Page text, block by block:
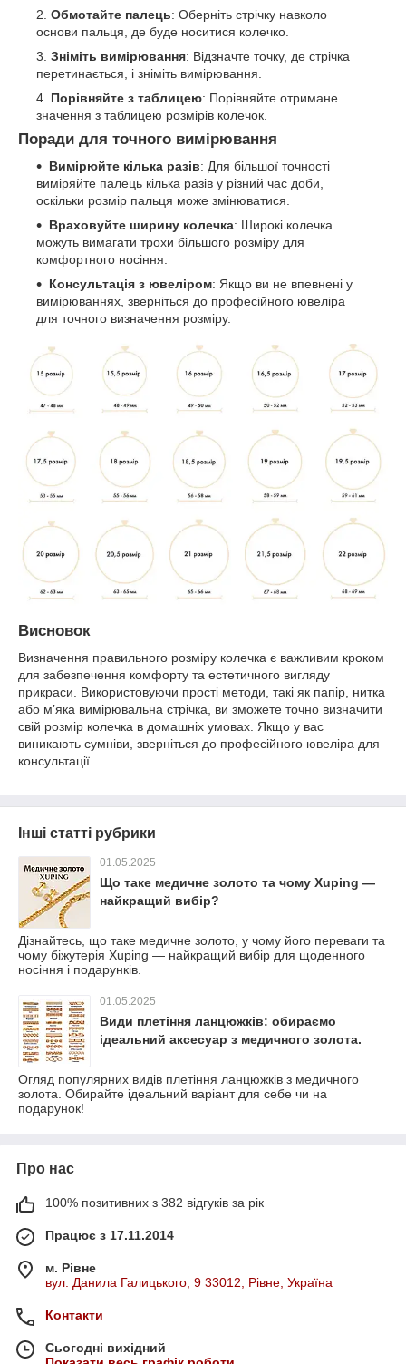
Обмотайте палець: Оберніть стрічку навколо
основи пальця, де буде носитися колечко.
Зніміть вимірювання: Відзначте точку, де стрічка
перетинається, і зніміть вимірювання.
Порівняйте з таблицею: Порівняйте отримане
значення з таблицею розмірів колечок.
Поради для точного вимірювання
Вимірюйте кілька разів: Для більшої точності
виміряйте палець кілька разів у різний час доби,
оскільки розмір пальця може змінюватися.
Враховуйте ширину колечка: Широкі колечка
можуть вимагати трохи більшого розміру для
комфортного носіння.
Консультація з ювеліром: Якщо ви не впевнені у
вимірюваннях, зверніться до професійного ювеліра
для точного визначення розміру.
Висновок
Визначення правильного розміру колечка є важливим кроком
для забезпечення комфорту та естетичного вигляду
прикраси. Використовуючи прості методи, такі як папір, нитка
або м’яка вимірювальна стрічка, ви зможете точно визначити
свій розмір колечка в домашніх умовах. Якщо у вас
виникають сумніви, зверніться до професійного ювеліра для
консультації.
Інші статті рубрики
01.05.2025
Що таке медичне золото та чому Xuping —
найкращий вибір?
Дізнайтесь, що таке медичне золото, у чому його переваги та
чому біжутерія Xuping — найкращий вибір для щоденного
носіння і подарунків.
01.05.2025
Види плетіння ланцюжків: обираємо
ідеальний аксесуар з медичного золота.
Огляд популярних видів плетіння ланцюжків з медичного
золота. Обирайте ідеальний варіант для себе чи на
подарунок!
Про нас
100% позитивних з 382 відгуків за рік
Працює з 17.11.2014
м. Рівне
вул. Данила Галицького, 9 33012, Рівне, Україна
Контакти
Сьогодні вихідний